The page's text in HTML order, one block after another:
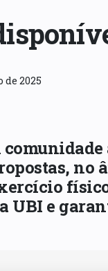
de 2025
no
UBI e